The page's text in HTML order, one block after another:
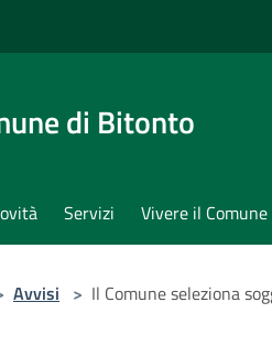
di Bitonto
Servizi Vivere il Comune
Avvisi > Il Comune seleziona